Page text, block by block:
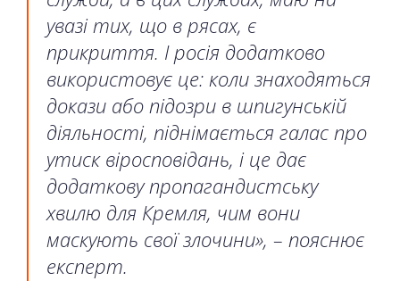
увазі тих, що в рясах, є
прикриття. І росія додатково
використовує це: коли знаходяться
докази або підозри в шпигунській
діяльності, піднімається галас про
утиск віросповідань, і це дає
додаткову пропагандистську
хвилю для Кремля, чим вони
маскують свої злочини», – пояснює
експерт.